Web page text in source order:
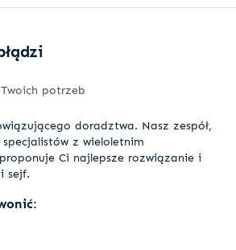
potrzeb
doradztwa. Nasz zespół,
z wieloletnim
Ci najlepsze rozwiązanie i
sejf.